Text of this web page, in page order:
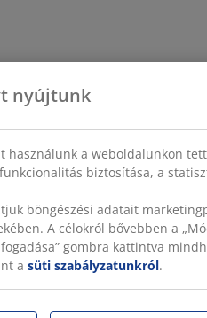
nyújtunk
használunk a weboldalunkon
biztosítása, a
böngészési adatait
A célokról bővebben a
gombra kattintva
a süti szabályzatunkról.